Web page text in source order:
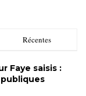
Récentes
Faye saisis :